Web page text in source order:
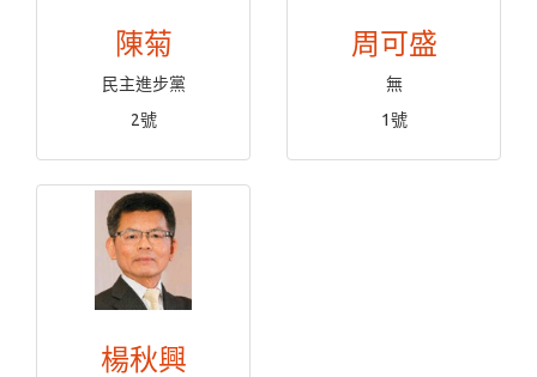
陳菊
民主進步黨
2號
周可盛
無
1號
楊秋興